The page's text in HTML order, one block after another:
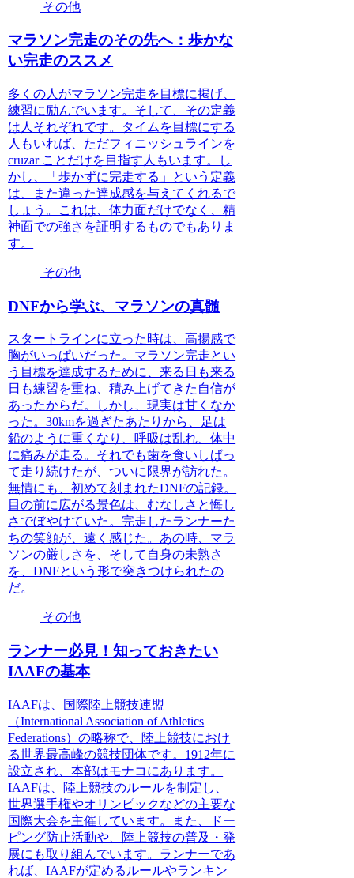
その他
マラソン完走のその先へ：歩かな
い完走のススメ
多くの人がマラソン完走を目標に掲げ、
練習に励んでいます。そして、その定義
は人それぞれです。タイムを目標にする
人もいれば、ただフィニッシュラインを
cruzar ことだけを目指す人もいます。し
かし、「歩かずに完走する」という定義
は、また違った達成感を与えてくれるで
しょう。これは、体力面だけでなく、精
神面での強さを証明するものでもありま
す。
その他
DNFから学ぶ、マラソンの真髄
スタートラインに立った時は、高揚感で
胸がいっぱいだった。マラソン完走とい
う目標を達成するために、来る日も来る
日も練習を重ね、積み上げてきた自信が
あったからだ。しかし、現実は甘くなか
った。30kmを過ぎたあたりから、足は
鉛のように重くなり、呼吸は乱れ、体中
に痛みが走る。それでも歯を食いしばっ
て走り続けたが、ついに限界が訪れた。
無情にも、初めて刻まれたDNFの記録。
目の前に広がる景色は、むなしさと悔し
さでぼやけていた。完走したランナーた
ちの笑顔が、遠く感じた。あの時、マラ
ソンの厳しさを、そして自身の未熟さ
を、DNFという形で突きつけられたの
だ。
その他
ランナー必見！知っておきたい
IAAFの基本
IAAFは、国際陸上競技連盟
（International Association of Athletics
Federations）の略称で、陸上競技におけ
る世界最高峰の競技団体です。1912年に
設立され、本部はモナコにあります。
IAAFは、陸上競技のルールを制定し、
世界選手権やオリンピックなどの主要な
国際大会を主催しています。また、ドー
ピング防止活動や、陸上競技の普及・発
展にも取り組んでいます。ランナーであ
れば、IAAFが定めるルールやランキン